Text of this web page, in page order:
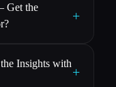
Get the
+
Insights with
+